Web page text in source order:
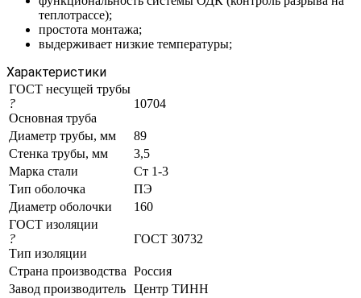
теплотрассе);
простота монтажа;
выдерживает низкие температуры;
Характеристики
ГОСТ несущей трубы
?
Основная труба
10704
Диаметр трубы, мм
89
Стенка трубы, мм
3,5
Марка стали
Ст 1-3
Тип оболочка
ПЭ
Диаметр оболочки
160
ГОСТ изоляции
?
Тип изоляции
ГОСТ 30732
Страна производства Россия
Завод производитель Центр ТИНН